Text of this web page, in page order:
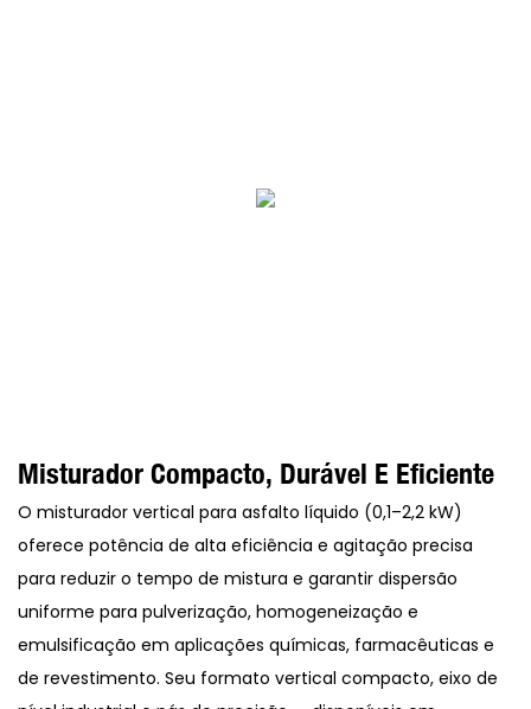
Misturador Compacto, Durável E Eficiente
O misturador vertical para asfalto líquido (0,1–2,2 kW)
oferece potência de alta eficiência e agitação precisa
para reduzir o tempo de mistura e garantir dispersão
uniforme para pulverização, homogeneização e
emulsificação em aplicações químicas, farmacêuticas e
de revestimento. Seu formato vertical compacto, eixo de